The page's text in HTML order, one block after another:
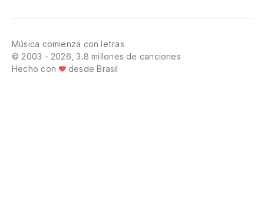
Música comienza con letras
© 2003 - 2026, 3.8 millones de canciones
Hecho con
desde Brasil